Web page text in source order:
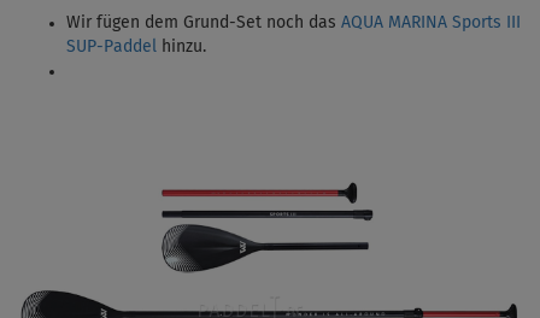
Wir fügen dem Grund-Set noch das AQUA MARINA Sports III
SUP-Paddel hinzu.